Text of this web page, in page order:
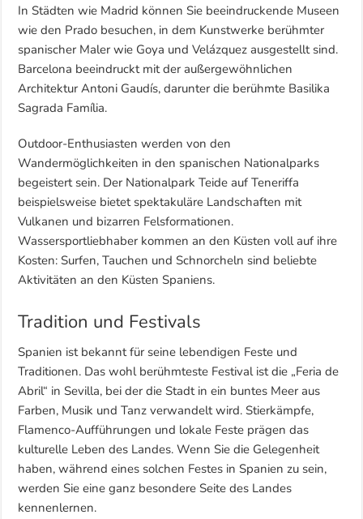
In Städten wie Madrid können Sie beeindruckende Museen
wie den Prado besuchen, in dem Kunstwerke berühmter
spanischer Maler wie Goya und Velázquez ausgestellt sind.
Barcelona beeindruckt mit der außergewöhnlichen
Architektur Antoni Gaudís, darunter die berühmte Basilika
Sagrada Família.
Outdoor-Enthusiasten werden von den
Wandermöglichkeiten in den spanischen Nationalparks
begeistert sein. Der Nationalpark Teide auf Teneriffa
beispielsweise bietet spektakuläre Landschaften mit
Vulkanen und bizarren Felsformationen.
Wassersportliebhaber kommen an den Küsten voll auf ihre
Kosten: Surfen, Tauchen und Schnorcheln sind beliebte
Aktivitäten an den Küsten Spaniens.
Tradition und Festivals
Spanien ist bekannt für seine lebendigen Feste und
Traditionen. Das wohl berühmteste Festival ist die „Feria de
Abril“ in Sevilla, bei der die Stadt in ein buntes Meer aus
Farben, Musik und Tanz verwandelt wird. Stierkämpfe,
Flamenco-Aufführungen und lokale Feste prägen das
kulturelle Leben des Landes. Wenn Sie die Gelegenheit
haben, während eines solchen Festes in Spanien zu sein,
werden Sie eine ganz besondere Seite des Landes
kennenlernen.